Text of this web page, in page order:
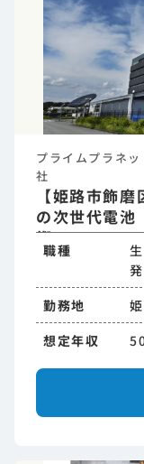
プライムプラネ
社
【姫路市飾
の次世代電池
術
職種
勤務地
想定年収